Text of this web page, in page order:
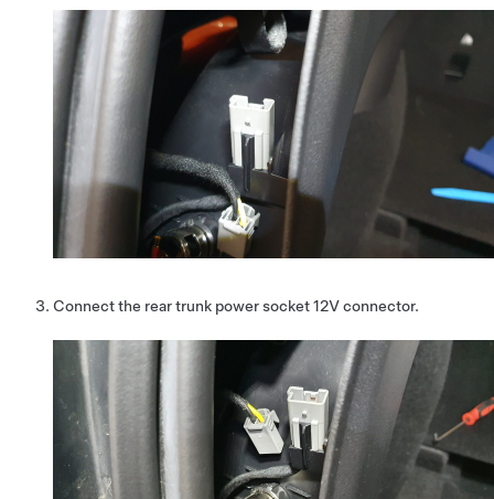
Connect the rear trunk power socket 12V connector.